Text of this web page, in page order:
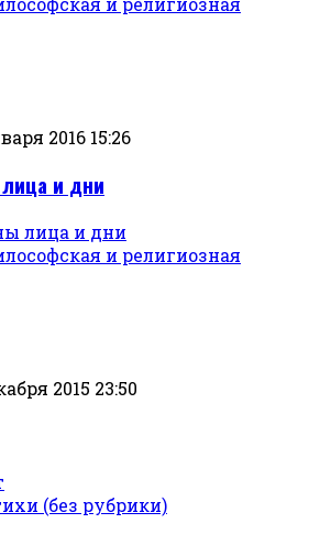
2016 15:26
и дни
и религиозная
2015 23:50
(без рубрики)